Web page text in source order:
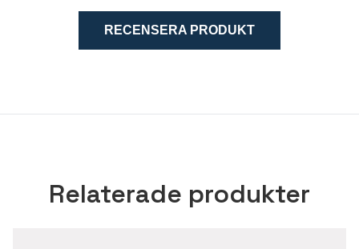
RECENSERA PRODUKT
Relaterade produkter